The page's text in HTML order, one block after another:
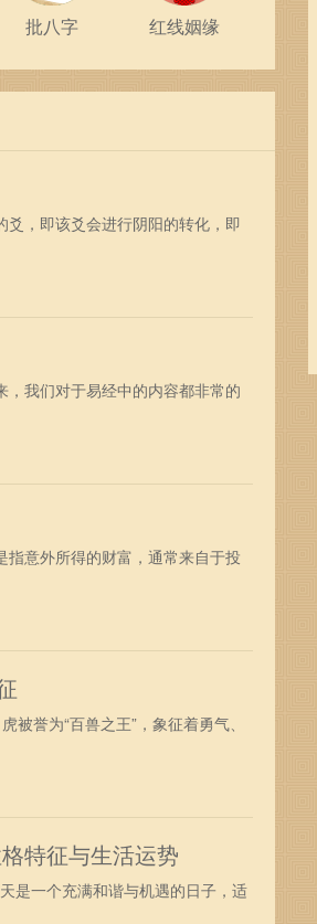
批八字 红线姻缘
，即该爻会进行阴阳的转化，即
我们对于易经中的内容都非常的
意外所得的财富，通常来自于投
誉为“百兽之王”，象征着勇气、
特征与生活运势
是一个充满和谐与机遇的日子，适